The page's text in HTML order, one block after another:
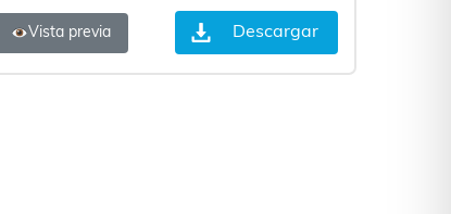
Vista previa Descargar